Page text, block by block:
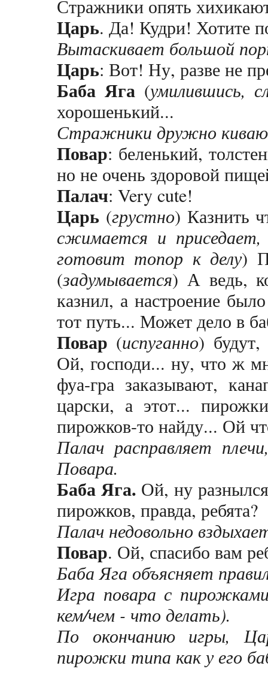
Стражники опять
Царь. Да! Кудри! Хотите
Вытаскивает большой
Царь: Вот! Ну, разве не
Баба Яга(умилившись,
хорошенький...
Стражники дружно
Повар: беленький,
но не очень здоровой
Палач: Very cute!
Царь (грустно) Казнить
сжимается и
готовит топор к делу)
(задумывается) А ведь,
казнил, а настроение
тот путь... Может дело в
Повар (испуганно)
Ой, господи... ну, что ж
фуа-гра заказывают,
царски, а этот...
пирожков-то найду... Ой
Палач расправляет
Повара.
Баба Яга. Ой, ну
пирожков, правда, ребята?
Палач недовольно
Повар. Ой, спасибо вам
Баба Яга объясняет
Игра повара с
кем/чем - что делать).
По окончанию игры,
пирожки типа как у его